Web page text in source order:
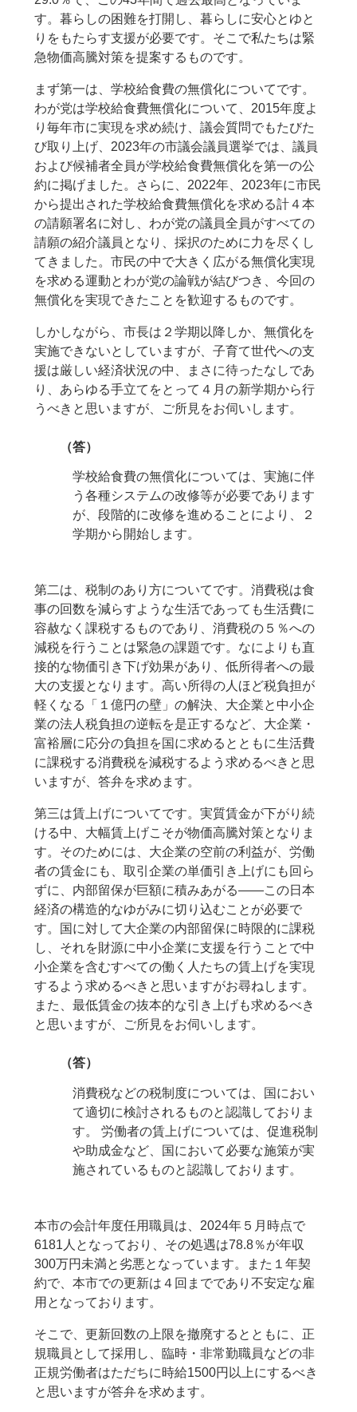
す。暮らしの困難を打開し、暮らしに安心とゆと
りをもたらす支援が必要です。そこで私たちは緊
急物価高騰対策を提案するものです。
まず第一は、学校給食費の無償化についてです。
わが党は学校給食費無償化について、2015年度よ
り毎年市に実現を求め続け、議会質問でもたびた
び取り上げ、2023年の市議会議員選挙では、議員
および候補者全員が学校給食費無償化を第一の公
約に掲げました。さらに、2022年、2023年に市民
から提出された学校給食費無償化を求める計４本
の請願署名に対し、わが党の議員全員がすべての
請願の紹介議員となり、採択のために力を尽くし
てきました。市民の中で大きく広がる無償化実現
を求める運動とわが党の論戦が結びつき、今回の
無償化を実現できたことを歓迎するものです。
しかしながら、市長は２学期以降しか、無償化を
実施できないとしていますが、子育て世代への支
援は厳しい経済状況の中、まさに待ったなしであ
り、あらゆる手立てをとって４月の新学期から行
うべきと思いますが、ご所見をお伺いします。
（答）
学校給食費の無償化については、実施に伴
う各種システムの改修等が必要であります
が、段階的に改修を進めることにより、２
学期から開始します。
第二は、税制のあり方についてです。消費税は食
事の回数を減らすような生活であっても生活費に
容赦なく課税するものであり、消費税の５％への
減税を行うことは緊急の課題です。なによりも直
接的な物価引き下げ効果があり、低所得者への最
大の支援となります。高い所得の人ほど税負担が
軽くなる「１億円の壁」の解決、大企業と中小企
業の法人税負担の逆転を是正するなど、大企業・
富裕層に応分の負担を国に求めるとともに生活費
に課税する消費税を減税するよう求めるべきと思
いますが、答弁を求めます。
第三は賃上げについてです。実質賃金が下がり続
ける中、大幅賃上げこそが物価高騰対策となりま
す。そのためには、大企業の空前の利益が、労働
者の賃金にも、取引企業の単価引き上げにも回ら
ずに、内部留保が巨額に積みあがる――この日本
経済の構造的なゆがみに切り込むことが必要で
す。国に対して大企業の内部留保に時限的に課税
し、それを財源に中小企業に支援を行うことで中
小企業を含むすべての働く人たちの賃上げを実現
するよう求めるべきと思いますがお尋ねします。
また、最低賃金の抜本的な引き上げも求めるべき
と思いますが、ご所見をお伺いします。
（答）
消費税などの税制度については、国におい
て適切に検討されるものと認識しておりま
す。 労働者の賃上げについては、促進税制
や助成金など、国において必要な施策が実
施されているものと認識しております。
本市の会計年度任用職員は、2024年５月時点で
6181人となっており、その処遇は78.8％が年収
300万円未満と劣悪となっています。また１年契
約で、本市での更新は４回までであり不安定な雇
用となっております。
そこで、更新回数の上限を撤廃するとともに、正
規職員として採用し、臨時・非常勤職員などの非
正規労働者はただちに時給1500円以上にするべき
と思いますが答弁を求めます。